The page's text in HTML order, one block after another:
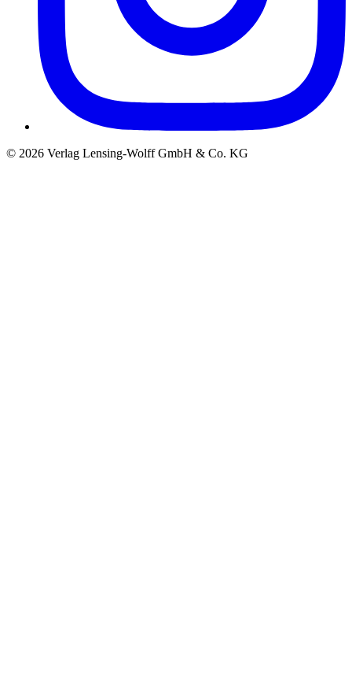
© 2026 Verlag Lensing-Wolff GmbH & Co. KG